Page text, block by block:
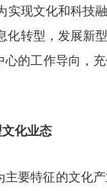
现文化和科技
转型，发展新
的工作导向，
化业态
要特征的文化